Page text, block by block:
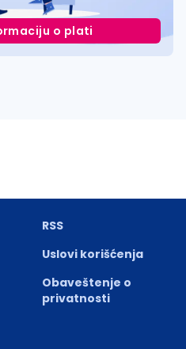
o plati
RSS
Uslovi korišćenja
Obaveštenje o
privatnosti